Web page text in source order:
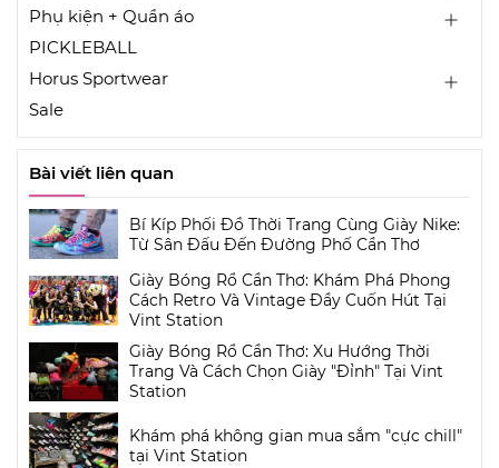
Phụ kiện + Quần áo
PICKLEBALL
Horus Sportwear
Sale
Bài viết liên quan
Bí Kíp Phối Đồ Thời Trang Cùng Giày Nike:
Từ Sân Đấu Đến Đường Phố Cần Thơ
Giày Bóng Rổ Cần Thơ: Khám Phá Phong
Cách Retro Và Vintage Đầy Cuốn Hút Tại
Vint Station
Giày Bóng Rổ Cần Thơ: Xu Hướng Thời
Trang Và Cách Chọn Giày "Đỉnh" Tại Vint
Station
Khám phá không gian mua sắm "cực chill"
tại Vint Station